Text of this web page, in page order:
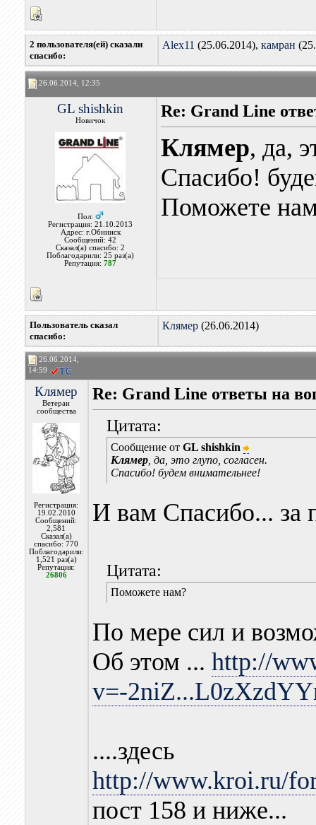
2 пользователя(ей) сказали
cпасибо:
Alex11 (25.06.2014), камран
26.06.2014, 12:35
GL shishkin
Новичок
Пол:
Регистрация: 21.10.2013
Адрес: г.Обнинск
Сообщений: 42
Сказал(а) спасибо: 2
Поблагодарили: 25 раз(а)
Репутация:787
Re: Grand Line
Клямер, да,
Спасибо!
Поможете
Пользователь сказал
cпасибо:
Клямер(26.06.2014)
26.06.2014,
14:59
Клямер
Ветеран
сообщества
Регистрация:
19.02.2010
Сообщений:
2,581
Сказал(а)
спасибо: 770
Поблагодарили:
1,521 раз(а)
Репутация:
26806
Re: Grand Line ответы на
Цитата:
Сообщение от GL shishkin
Клямер, да, это глупо, согласен.
Спасибо! будем внимательнее!
И вам Спасибо... за
Цитата:
Поможете нам?
По мере сил и
Об этом ... http://
v=-
....здесь
http://www.kroi.ru/
пост 158 и ниже...